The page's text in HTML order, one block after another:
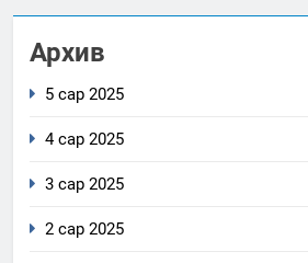
Архив
5 сар 2025
4 сар 2025
3 сар 2025
2 сар 2025